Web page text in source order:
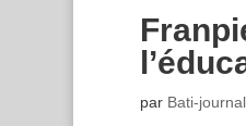
par Bati-journal